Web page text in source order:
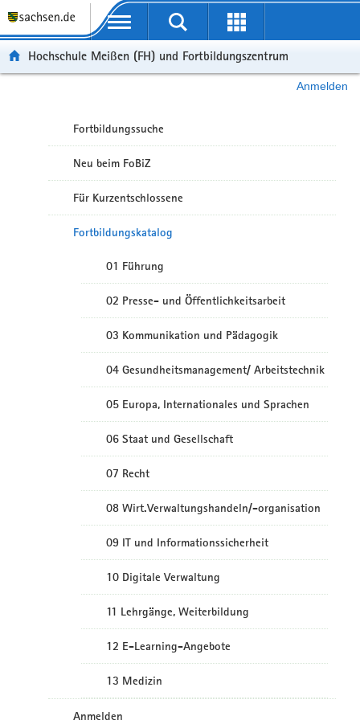
Portalübergreifende Navigation
Hochschule Meißen (FH) und Fortbildungszentrum
Anmelden
Fortbildungssuche
Neu beim FoBiZ
Für Kurzentschlossene
Fortbildungskatalog
01 Führung
02 Presse- und Öffentlichkeitsarbeit
03 Kommunikation und Pädagogik
04 Gesundheitsmanagement/ Arbeitstechnik
05 Europa, Internationales und Sprachen
06 Staat und Gesellschaft
07 Recht
08 Wirt.Verwaltungshandeln/-organisation
09 IT und Informationssicherheit
10 Digitale Verwaltung
11 Lehrgänge, Weiterbildung
12 E-Learning-Angebote
13 Medizin
Anmelden